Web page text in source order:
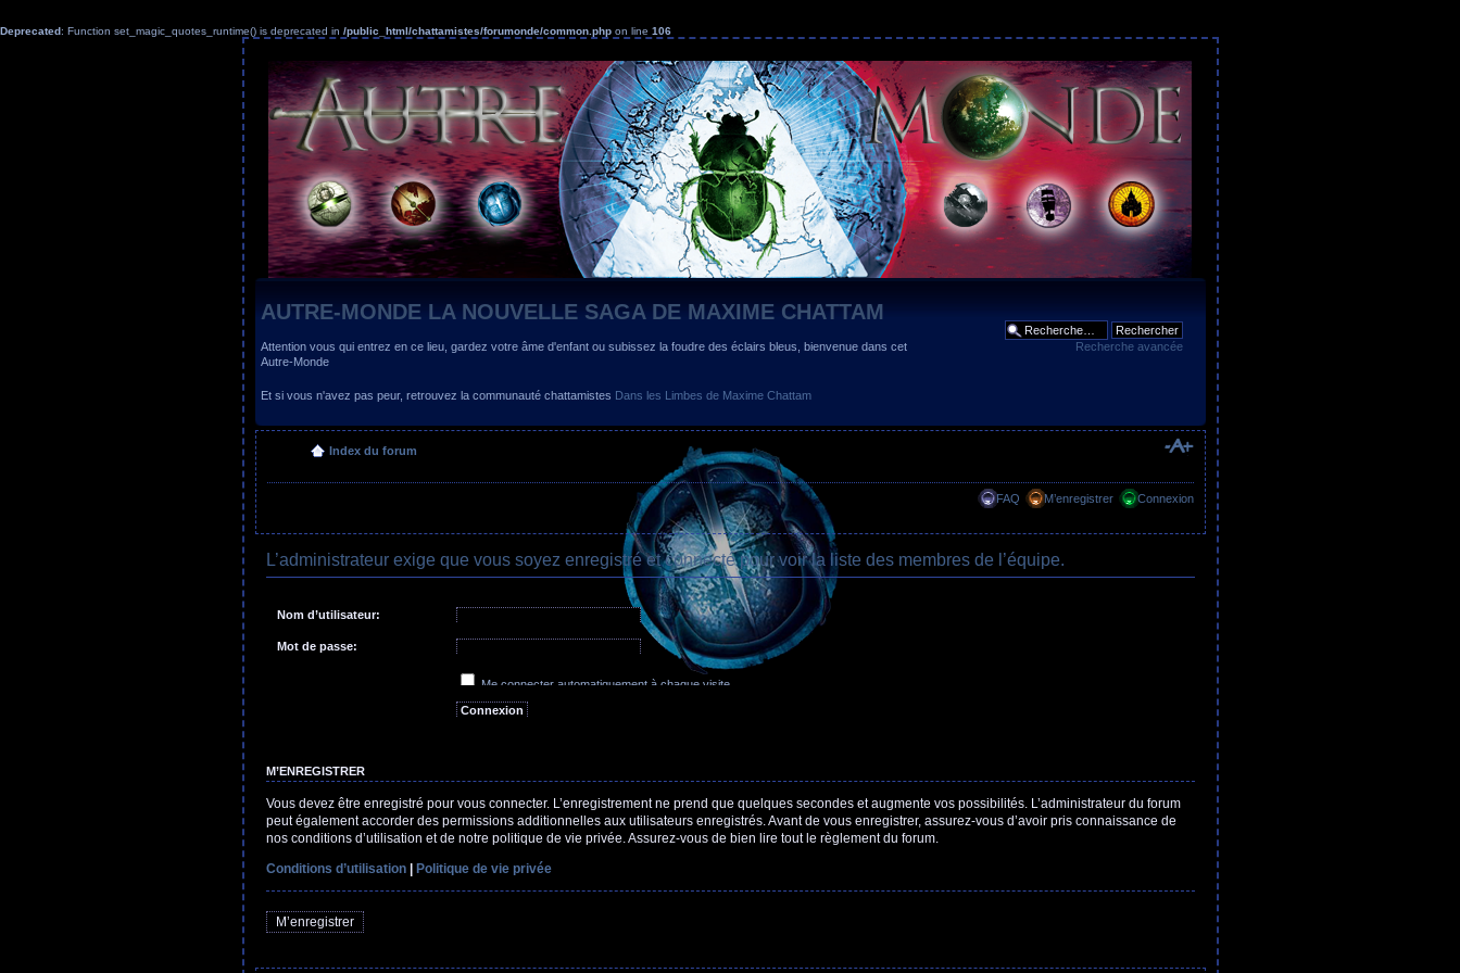
Deprecated: Function set_magic_quotes_runtime() is deprecated in /public_html/chattamistes/forumonde/common.php on line 106
AUTRE-MONDE LA NOUVELLE SAGA DE MAXIME CHATTAM
Attention vous qui entrez en ce lieu, gardez votre âme d'enfant ou subissez la foudre des éclairs bleus, bienvenue dans cet
Autre-Monde
Et si vous n'avez pas peur, retrouvez la communauté chattamistes Dans les Limbes de Maxime Chattam
Recherche avancée
Index du forum
FAQ M’enregistrer Connexion
L’administrateur exige que vous soyez enregistré et connecté pour voir la liste des membres de l’équipe.
Nom d’utilisateur:
Mot de passe:
Me connecter automatiquement à chaque visite
Cacher mon statut en ligne pour cette session
M’ENREGISTRER
Vous devez être enregistré pour vous connecter. L’enregistrement ne prend que quelques secondes et augmente vos possibilités. L’administrateur du forum
peut également accorder des permissions additionnelles aux utilisateurs enregistrés. Avant de vous enregistrer, assurez-vous d’avoir pris connaissance de
nos conditions d’utilisation et de notre politique de vie privée. Assurez-vous de bien lire tout le règlement du forum.
Conditions d’utilisation| Politique de vie privée
M’enregistrer